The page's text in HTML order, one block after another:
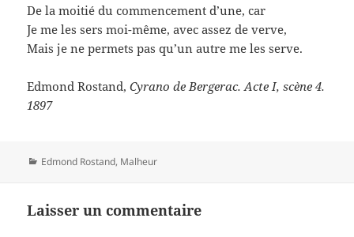
De la moitié du commencement d’une, car
Je me les sers moi-même, avec assez de verve,
Mais je ne permets pas qu’un autre me les serve.
Edmond Rostand,Cyrano de Bergerac. Acte I, scène 4.
1897
Catégories
Edmond Rostand, Malheur
Laisser un commentaire